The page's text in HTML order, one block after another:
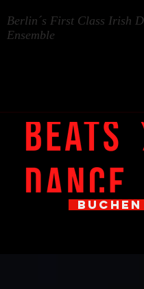
Berlin´s First Class Irish
Ensemble
BUCHEN